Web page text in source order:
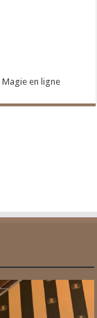
Magie en ligne